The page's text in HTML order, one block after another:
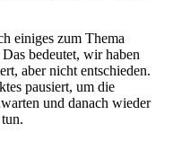
einiges zum Thema
bedeutet, wir haben
aber nicht entschieden.
pausiert, um die
und danach wieder